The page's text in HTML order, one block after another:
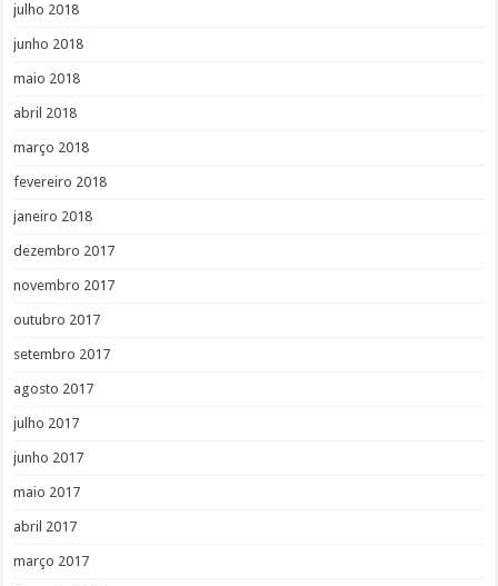
julho 2018
junho 2018
maio 2018
abril 2018
março 2018
fevereiro 2018
janeiro 2018
dezembro 2017
novembro 2017
outubro 2017
setembro 2017
agosto 2017
julho 2017
junho 2017
maio 2017
abril 2017
março 2017